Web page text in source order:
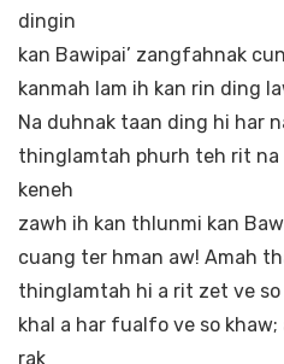
dingin
kan Bawipai’ zangfahnak
kanmah lam ih kan rin ding
Na duhnak taan ding hi har
thinglamtah phurh teh rit na
keneh
zawh ih kan thlunmi kan
cuang ter hman aw! Amah
thinglamtah hi a rit zet ve
khal a har fualfo ve so
rak